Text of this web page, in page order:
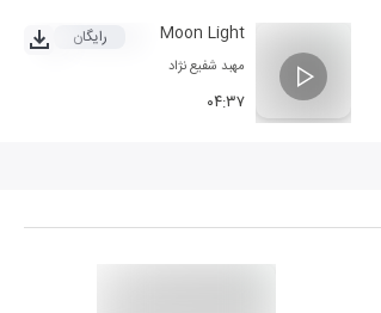
Moon Light
مهبد شفیع نژاد
۰۴:۳۷
رایگان